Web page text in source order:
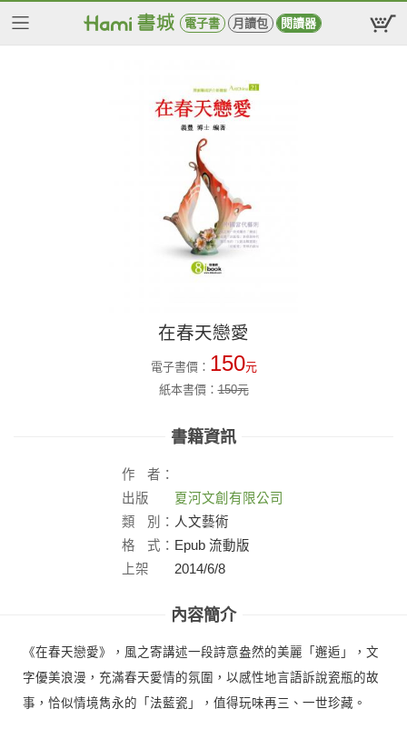
電子書 月讀包 閱讀器
在春天戀愛
電子書價： 150元
紙本書價：150元
書籍資訊
作
者：
出版
社：
夏河文創有限公司
類
別： 人文藝術
格
式： Epub 流動版
上架
2014/6/8
內容簡介
《在春天戀愛》，風之寄講述一段詩意盎然的美麗「邂逅」，文
字優美浪漫，充滿春天愛情的氛圍，以感性地言語訴說瓷瓶的故
事，恰似情境雋永的「法藍瓷」，值得玩味再三、一世珍藏。